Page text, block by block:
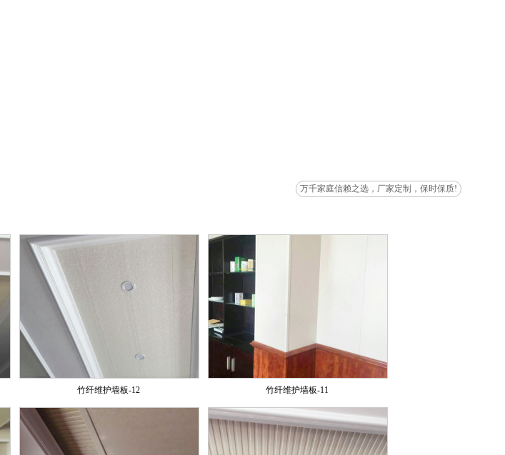
万千家庭信赖之选，厂家定制，保时保质!
竹纤维护墙板-12 竹纤维护墙板-11